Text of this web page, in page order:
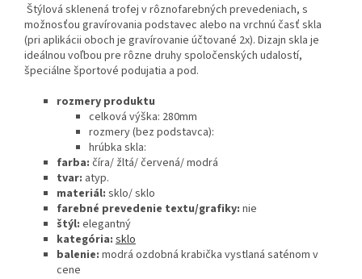
Štýlová sklenená trofej v rôznofarebných prevedeniach, s
možnosťou gravírovania podstavec alebo na vrchnú časť skla
(pri aplikácii oboch je gravírovanie účtované 2x). Dizajn skla je
ideálnou voľbou pre rôzne druhy spoločenských udalostí,
špeciálne športové podujatia a pod.
rozmery produktu
celková výška: 280mm
rozmery (bez podstavca):
hrúbka skla:
farba: číra/ žltá/ červená/ modrá
tvar: atyp.
materiál: sklo/ sklo
farebné prevedenie textu/grafiky: nie
štýl: elegantný
kategória: sklo
balenie: modrá ozdobná krabička vystlaná saténom v
cene